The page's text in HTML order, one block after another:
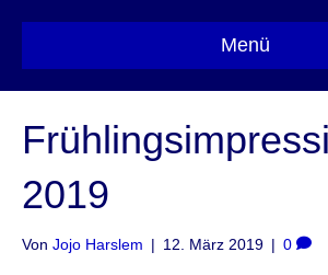
Menü
2019
Von Jojo Harslem | 12. März 2019 | 0